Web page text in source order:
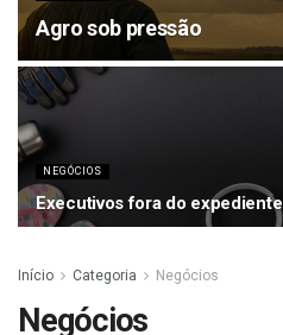
Agro sob pressão
NEGÓCIOS
Executivos fora do expediente
Início Categoria Negócios
Negócios